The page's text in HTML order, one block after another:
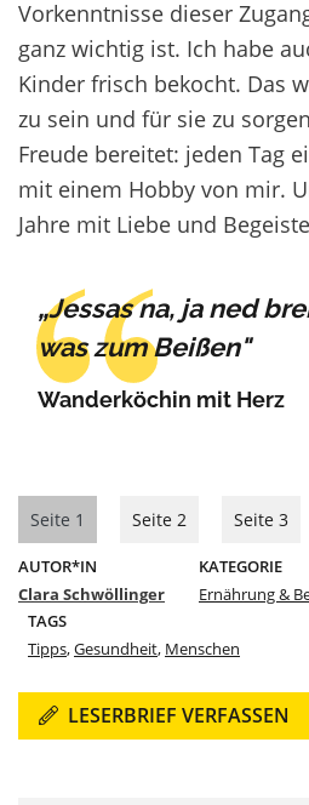
Vorkenntnisse dieser
ganz wichtig ist. Ich habe
Kinder frisch bekocht. Das
zu sein und für sie zu
Freude bereitet: jeden Tag
mit einem Hobby von mir.
Jahre mit Liebe und
„Jessas na, ja ned
was zum Beißen"
Wanderköchin mit Herz
Seite 1 Seite 2 Seite 3
AUTOR*IN
Clara Schwöllinger
KATEGORIE
Ernährung &
TAGS
Tipps,Gesundheit, Menschen
LESERBRIEF VERFASSEN